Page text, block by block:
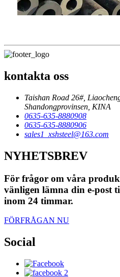
kontakta oss
Taishan Road 26#,
Shandongprovinsen, KINA
0635-635-8880908
0635-635-8880906
sales1_xshsteel@163.com
NYHETSBREV
För frågor om våra
vänligen lämna din e-post
inom 24 timmar.
FÖRFRÅGAN NU
Social